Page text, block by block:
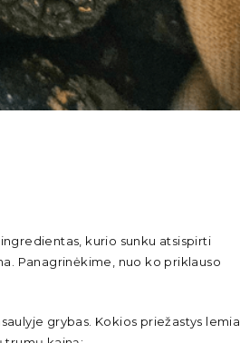
kurio sunku atsispirti
Panagrinėkime, nuo ko priklauso
grybas. Kokios priežastys lemia